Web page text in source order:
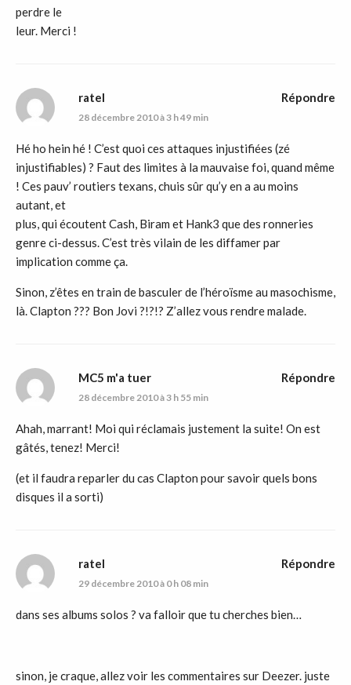
perdre le
leur. Merci !
ratel
28 décembre 2010 à 3 h 49 min
Hé ho hein hé ! C’est quoi ces attaques injustifiées (zé
injustifiables) ? Faut des limites à la mauvaise foi, quand même
! Ces pauv’ routiers texans, chuis sûr qu’y en a au moins
autant, et
plus, qui écoutent Cash, Biram et Hank3 que des ronneries
genre ci-dessus. C’est très vilain de les diffamer par
implication comme ça.
Sinon, z’êtes en train de basculer de l’héroïsme au masochisme,
là. Clapton ??? Bon Jovi ?!?!? Z’allez vous rendre malade.
Répondre
MC5 m'a tuer
28 décembre 2010 à 3 h 55 min
Ahah, marrant! Moi qui réclamais justement la suite! On est
gâtés, tenez! Merci!
(et il faudra reparler du cas Clapton pour savoir quels bons
disques il a sorti)
Répondre
ratel
29 décembre 2010 à 0 h 08 min
dans ses albums solos ? va falloir que tu cherches bien…
sinon, je craque, allez voir les commentaires sur Deezer. juste
Répondre